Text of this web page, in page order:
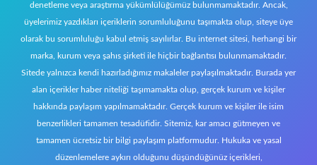
denetleme veya araştırma yükümlülüğümüz bulunmamaktadır. Ancak,
üyelerimiz yazdıkları içeriklerin sorumluluğunu taşımakta olup, siteye üye
olarak bu sorumluluğu kabul etmiş sayılırlar. Bu internet sitesi, herhangi bir
marka, kurum veya şahıs şirketi ile hiçbir bağlantısı bulunmamaktadır.
Sitede yalnızca kendi hazırladığımız makaleler paylaşılmaktadır. Burada yer
alan içerikler haber niteliği taşımamakta olup, gerçek kurum ve kişiler
hakkında paylaşım yapılmamaktadır. Gerçek kurum ve kişiler ile isim
benzerlikleri tamamen tesadüfidir. Sitemiz, kar amacı gütmeyen ve
tamamen ücretsiz bir bilgi paylaşım platformudur. Hukuka ve yasal
düzenlemelere aykırı olduğunu düşündüğünüz içerikleri,